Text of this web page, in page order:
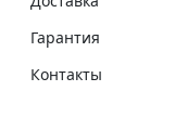
Гарантия
Контакты